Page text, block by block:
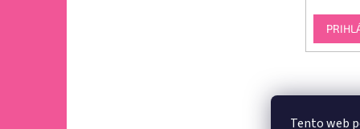
Tento web